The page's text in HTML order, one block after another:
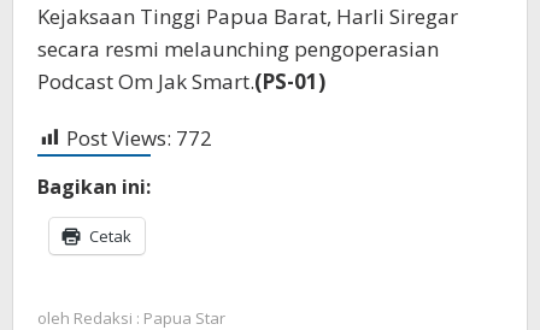
Kejaksaan Tinggi Papua Barat, Harli Siregar
secara resmi melaunching pengoperasian
Podcast Om Jak Smart.(PS-01)
Post Views: 772
Bagikan ini:
Cetak
oleh Redaksi : Papua Star